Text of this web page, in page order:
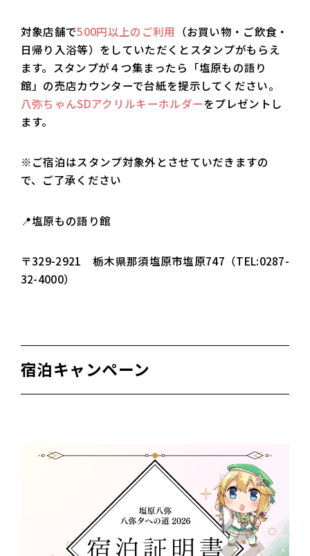
対象店舗で500円以上のご利用 （お買い物・ご飲食・
日帰り入浴等）をしていただくとスタンプがもらえ
ます。スタンプが４つ集まったら「塩原もの語り
館」の売店カウンターで台紙を提示してください。
八弥ちゃんSDアクリルキーホルダーをプレゼントし
ます。
※ご宿泊はスタンプ対象外とさせていだきますの
で、ご了承ください
📍塩原もの語り館
〒329-2921 栃木県那須塩原市塩原747（TEL:0287-
32-4000）
宿泊キャンペーン